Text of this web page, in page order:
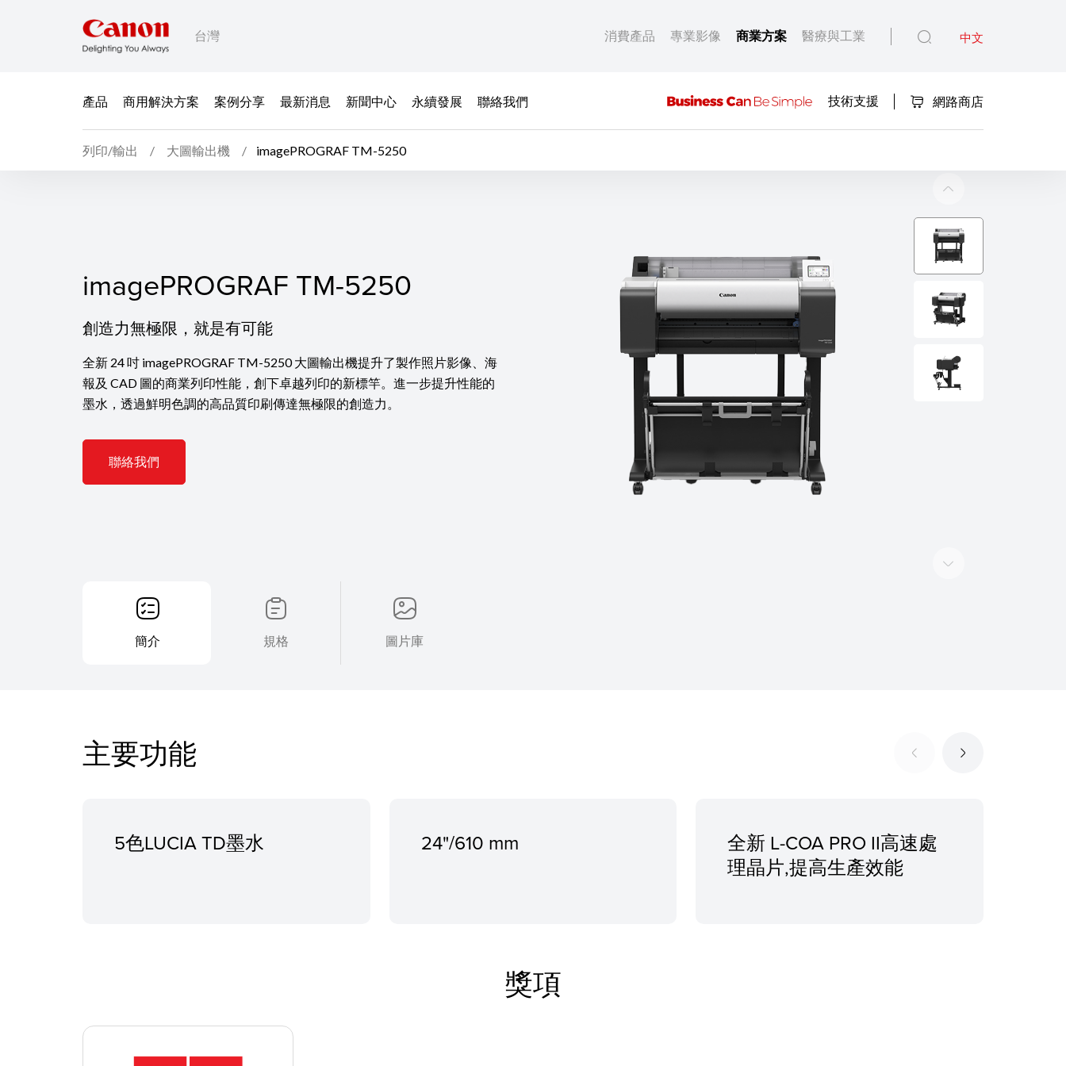
台灣 消費產品 專業影像 商業方案 醫療與工業 中文
產品 商用解決方案 案例分享 最新消息 新聞中心 永續發展 聯絡我們 技術支援 網路商店
列印/輸出 大圖輸出機 imagePROGRAF TM-5250
imagePROGRAF TM-5250
創造力無極限，就是有可能
全新 24 吋 imagePROGRAF TM-5250 大圖輸出機提升了製作照片影像、海
報及 CAD 圖的商業列印性能，創下卓越列印的新標竿。進一步提升性能的
墨水，透過鮮明色調的高品質印刷傳達無極限的創造力。
聯絡我們
簡介 規格 圖片庫
主要功能
5色LUCIA TD墨水 24"/610 mm
全新 L-COA PRO II高速處
理晶片,提高生產效能
獎項